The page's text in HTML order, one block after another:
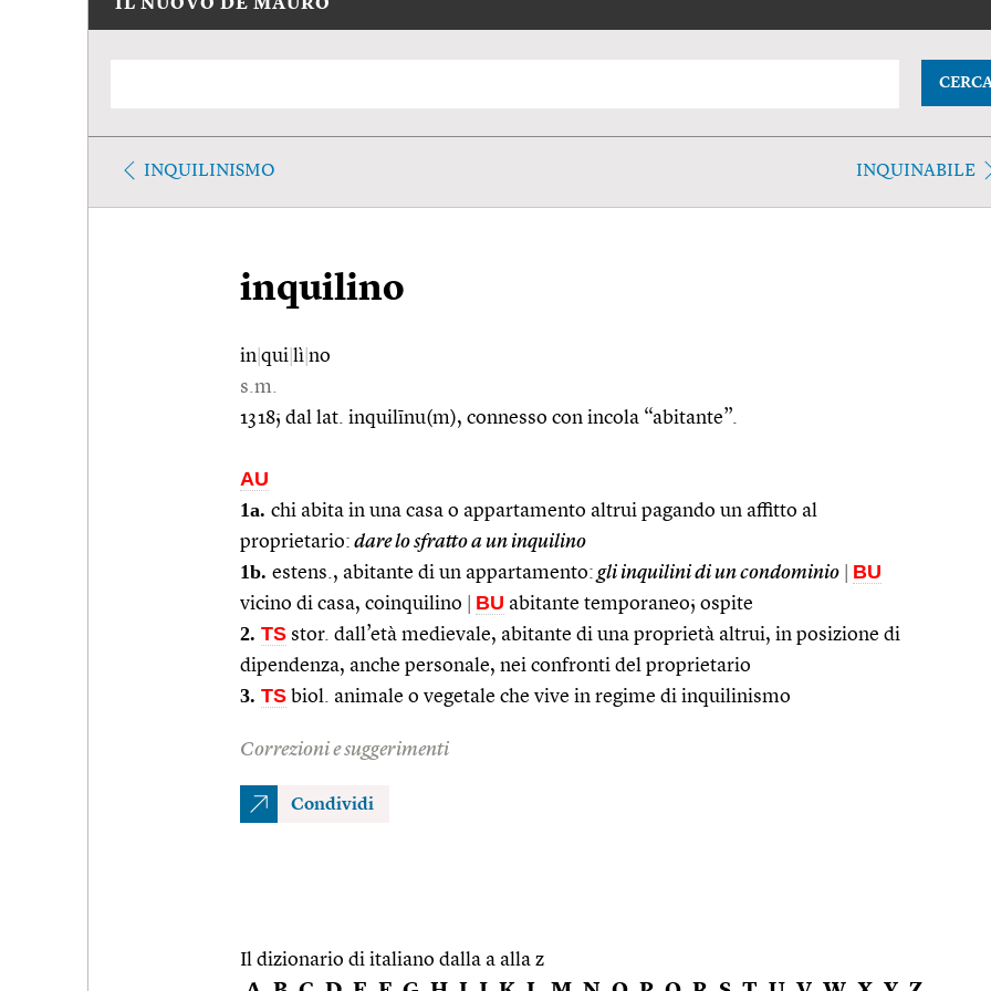
IL NUOVO DE MAURO
INQUILINISMO INQUINABILE
inquilino
in qui lì no
s.m.
1318; dal lat. inquilīnu(m), connesso con incola “abitante”.
AU
1a. chi abita in una casa o appartamento altrui pagando un affitto al
proprietario: dare lo sfratto a un inquilino
1b. estens., abitante di un appartamento: gli inquilini di un condominio BU
vicino di casa, coinquilino BU abitante temporaneo; ospite
2. TS stor. dall’età medievale, abitante di una proprietà altrui, in posizione di
dipendenza, anche personale, nei confronti del proprietario
3. TS biol. animale o vegetale che vive in regime di inquilinismo
Correzioni e suggerimenti
Condividi
Il dizionario di italiano dalla a alla z